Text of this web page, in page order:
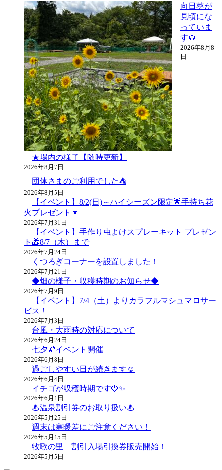
向日葵が
見頃にな
っていま
す🌻
2026年8月8
日
★場内の様子【随時更新】
2026年8月7日
団体さまのご利用でした⛺
2026年8月5日
【イベント】8/2(日)～ハイシーズン限定🌟手持ち花
火プレゼント🎇
2026年7月31日
【イベント】手作り虫よけスプレーキット プレゼン
ト🎁8/7（木）まで
2026年7月24日
くつろぎコーナーを設置しました！
2026年7月21日
◆畑の様子・収穫時期のお知らせ◆
2026年7月9日
【イベント】7/4（土）よりカラフルマシュマロサー
ビス！
2026年7月3日
台風・大雨時の対応について
2026年6月24日
七夕🌠イベント開催
2026年6月8日
過ごしやすい日が続きます☺
2026年6月4日
イチゴが収穫時期です🍓✨
2026年6月1日
♨温泉割引券のお取り扱い♨
2026年5月25日
週末は寒暖差にご注意ください！
2026年5月15日
牧歌の里 割引入場引換券販売開始！
2026年5月5日